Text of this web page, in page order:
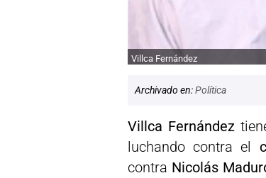
Villca Fernández
Archivado en:Política
Villca Fernández
luchando contra el
contra Nicolás